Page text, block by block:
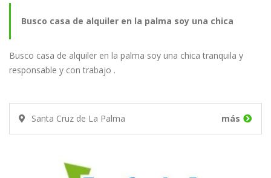
Busco casa de alquiler en la palma soy una chica
tranquila y…
Busco casa de alquiler en la palma soy una chica tranquila y
responsable y con trabajo .
Santa Cruz de La Palma más